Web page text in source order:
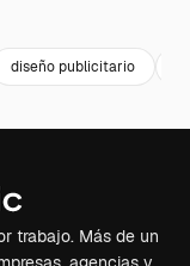
diseño publicitario
trabajo. Más de un